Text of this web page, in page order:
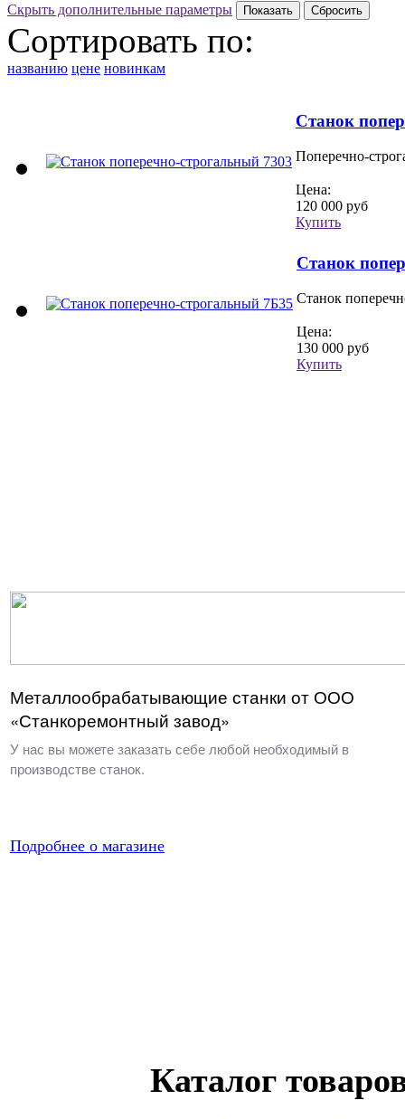
Скрыть дополнительные параметры
Сортировать по:
названию цене новинкам
Станок
Поперечно-
Цена:
120 000 руб
Купить
Станок
Станок
Цена:
130 000 руб
Купить
Металлообрабатывающие станки от ООО
«Станкоремонтный завод»
У нас вы можете заказать себе любой необходимый в
производстве станок.
Подробнее о магазине
Каталог